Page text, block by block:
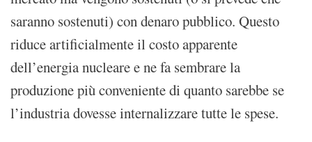
saranno sostenuti) con denaro pubblico. Questo
riduce artificialmente il costo apparente
dell’energia nucleare e ne fa sembrare la
produzione più conveniente di quanto sarebbe se
l’industria dovesse internalizzare tutte le spese.